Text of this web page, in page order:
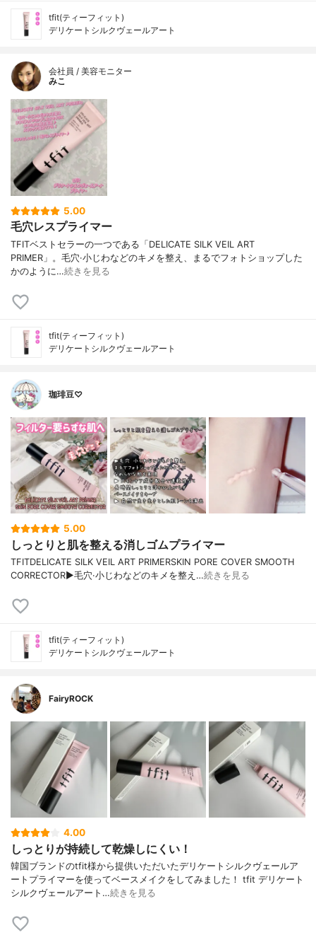
tfit(ティーフィット)
デリケートシルクヴェールアート
会社員 / 美容モニター
みこ
5.00
毛穴レスプライマー
TFITベストセラーの一つである「DELICATE SILK VEIL ART
PRIMER」。毛穴·小じわなどのキメを整え、まるでフォトショップした
かのように…続きを見る
tfit(ティーフィット)
デリケートシルクヴェールアート
珈琲豆♡
5.00
しっとりと肌を整える消しゴムプライマー
TFITDELICATE SILK VEIL ART PRIMERSKIN PORE COVER SMOOTH
CORRECTOR▶毛穴·小じわなどのキメを整え…続きを見る
tfit(ティーフィット)
デリケートシルクヴェールアート
FairyROCK
4.00
しっとりが持続して乾燥しにくい！
韓国ブランドのtfit様から提供いただいたデリケートシルクヴェールア
ートプライマーを使ってベースメイクをしてみました！ tfit デリケート
シルクヴェールアート…続きを見る